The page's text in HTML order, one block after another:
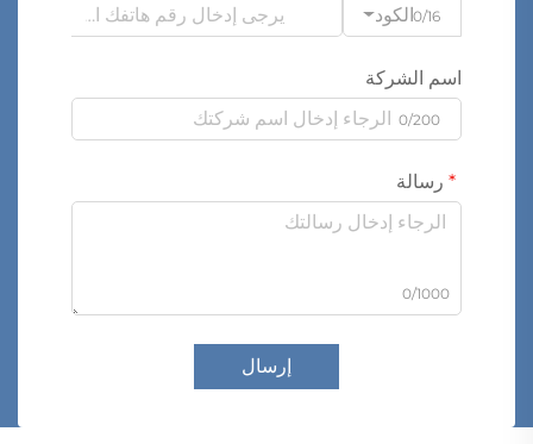
الكود0/16
اسم الشركة
0/200
رسالة
0/1000
إرسال